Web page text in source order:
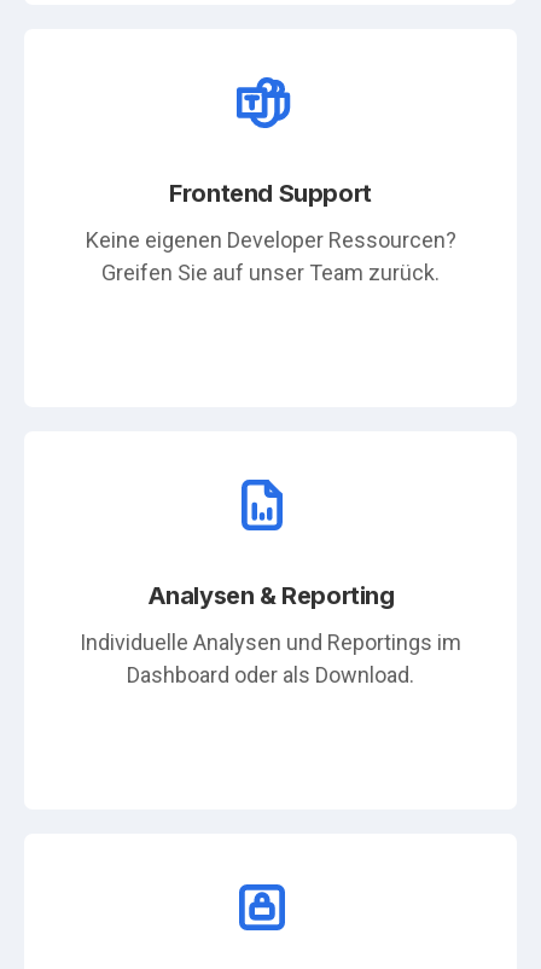
Frontend Support
Keine eigenen Developer Ressourcen?
Greifen Sie auf unser Team zurück.
Analysen & Reporting
Individuelle Analysen und Reportings im
Dashboard oder als Download.